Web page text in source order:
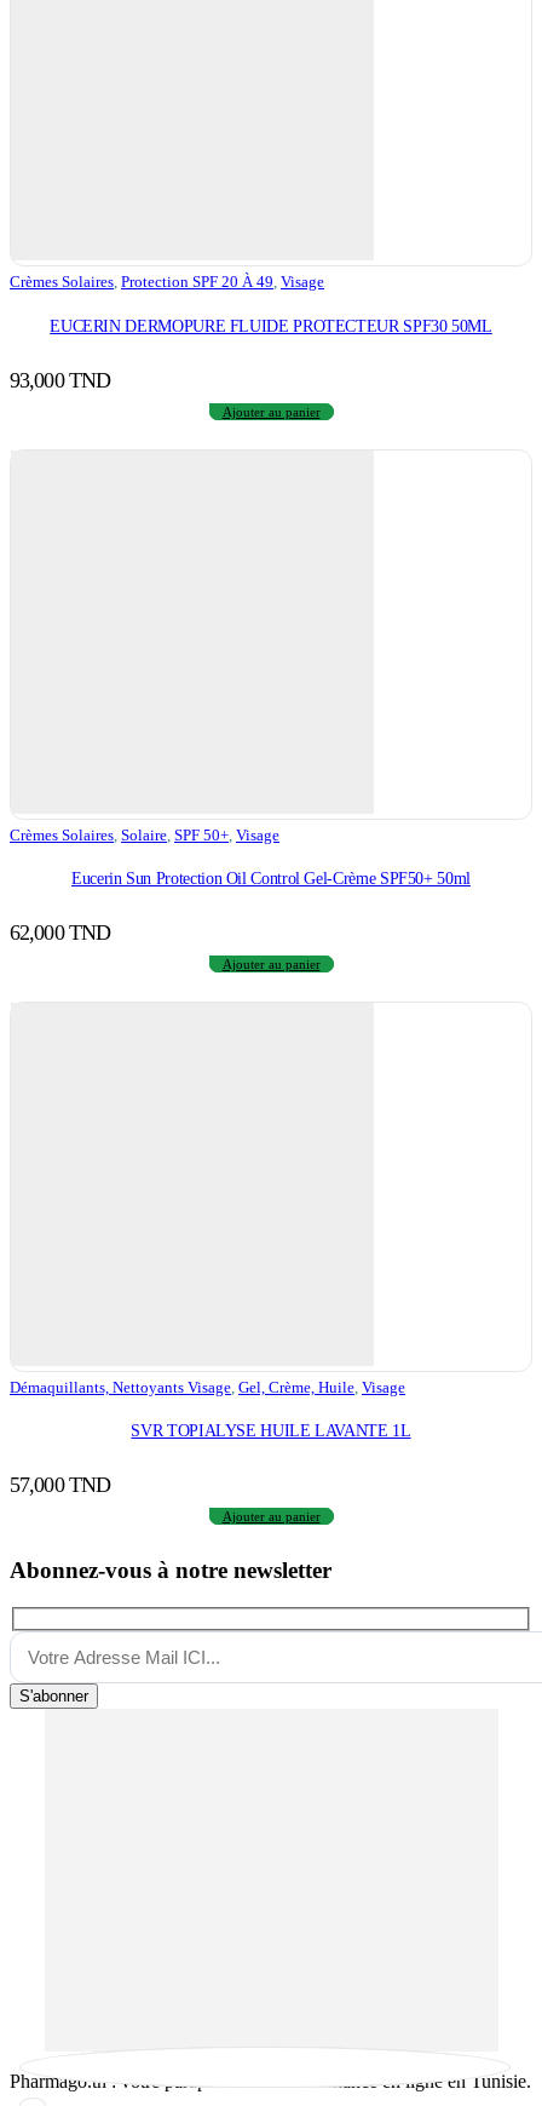
Crèmes Solaires, Protection SPF 20 À 49, Visage
EUCERIN DERMOPURE FLUIDE PROTECTEUR SPF30 50ML
93,000TND
Ajouter au panier
Crèmes Solaires Solaire SPF 50+ Visage
Eucerin Sun Protection Oil Control Gel-Crème SPF50+ 50ml
62,000TND
Ajouter au panier
Démaquillants, Nettoyants Visage, Gel, Crème, Huile, Visage
SVR TOPIALYSE HUILE LAVANTE 1L
57,000TND
Ajouter au panier
Abonnez-vous à notre newsletter
S'abonner
Pharmago.tn : votre parapharmacie de confiance en ligne en Tunisie.